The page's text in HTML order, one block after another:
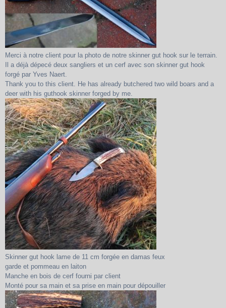
Merci à notre client pour la photo de notre skinner gut hook sur le terrain.
Il a déjà dépecé deux sangliers et un cerf avec son skinner gut hook
forgé par Yves Naert.
Thank you to this client. He has already butchered two wild boars and a
deer with his guthook skinner forged by me.
Skinner gut hook lame de 11 cm forgée en damas feux
garde et pommeau en laiton
Manche en bois de cerf fourni par client
Monté pour sa main et sa prise en main pour dépouiller